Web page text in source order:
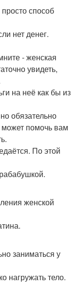
способ
нет денег.
- женская
увидеть,
на неё как бы из
обязательно
помочь вам
По этой
женской
заниматься у
нагружать тело.